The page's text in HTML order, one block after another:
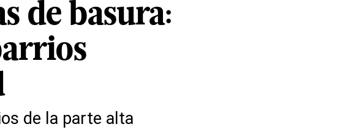
de basura:
de la parte alta